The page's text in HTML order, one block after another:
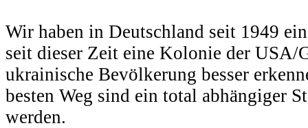
Wir haben in Deutschland seit 1949
seit dieser Zeit eine Kolonie der USA/
ukrainische Bevölkerung besser
besten Weg sind ein total abhängiger
werden.